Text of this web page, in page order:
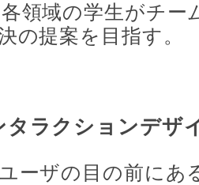
領域の学生がチー
の提案を目指す。
タラクションデザ
ーザの目の前にあ